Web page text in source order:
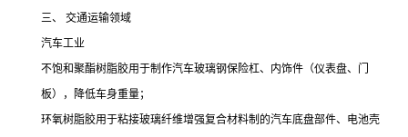
三、 交通运输领域
汽车工业
不饱和聚酯树脂胶用于制作汽车玻璃钢保险杠、内饰件（仪表盘、门
板），降低车身重量；
环氧树脂胶用于粘接玻璃纤维增强复合材料制的汽车底盘部件、电池壳